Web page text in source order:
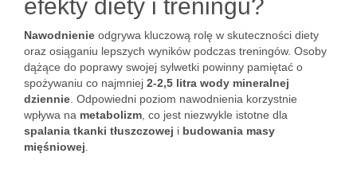
efekty diety i treningu?
Nawodnienie odgrywa kluczową rolę w skuteczności diety
oraz osiąganiu lepszych wyników podczas treningów. Osoby
dążące do poprawy swojej sylwetki powinny pamiętać o
spożywaniu co najmniej 2-2,5 litra wody mineralnej
dziennie . Odpowiedni poziom nawodnienia korzystnie
wpływa na metabolizm , co jest niezwykle istotne dla
spalania tkanki tłuszczowej i budowania masy
mięśniowej